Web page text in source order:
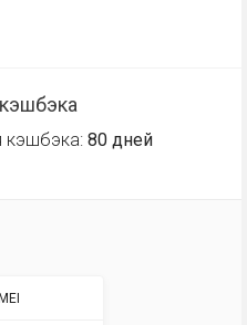
кэшбэка: 80 дней